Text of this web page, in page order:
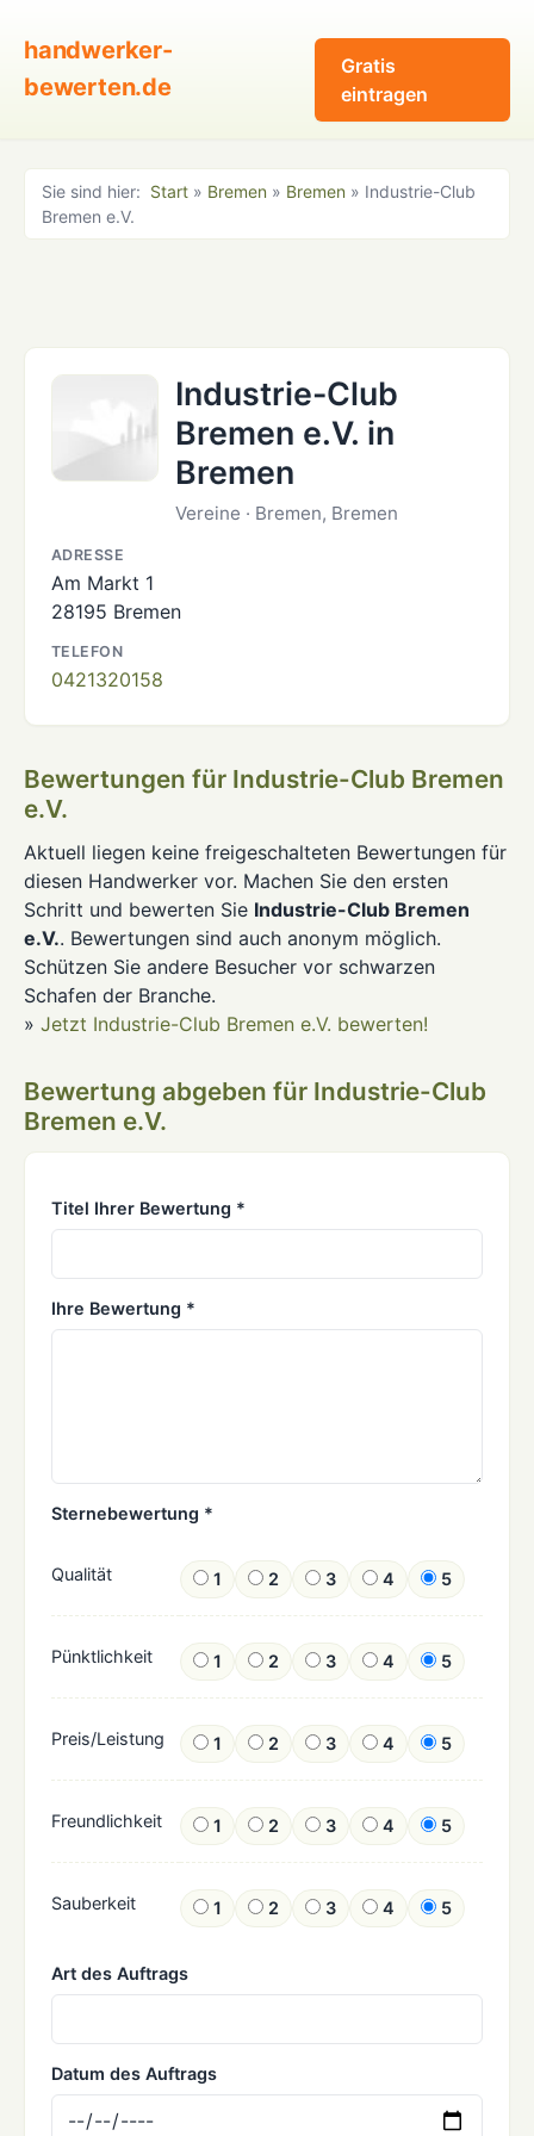
handwerker-
bewerten.de
Gratis
eintragen
Sie sind hier: Start » Bremen » Bremen » Industrie-Club
Bremen e.V.
Industrie-Club
Bremen e.V. in
Bremen
Vereine · Bremen, Bremen
ADRESSE
Am Markt 1
28195 Bremen
TELEFON
0421320158
Bewertungen für Industrie-Club Bremen
e.V.
Aktuell liegen keine freigeschalteten Bewertungen für
diesen Handwerker vor. Machen Sie den ersten
Schritt und bewerten Sie Industrie-Club Bremen
e.V.. Bewertungen sind auch anonym möglich.
Schützen Sie andere Besucher vor schwarzen
Schafen der Branche.
» Jetzt Industrie-Club Bremen e.V. bewerten!
Bewertung abgeben für Industrie-Club
Bremen e.V.
Titel Ihrer Bewertung *
Ihre Bewertung *
Sternebewertung *
Qualität 1 2 3 4 5
Pünktlichkeit 1 2 3 4 5
Preis/Leistung 1 2 3 4 5
Freundlichkeit 1 2 3 4 5
Sauberkeit 1 2 3 4 5
Art des Auftrags
Datum des Auftrags